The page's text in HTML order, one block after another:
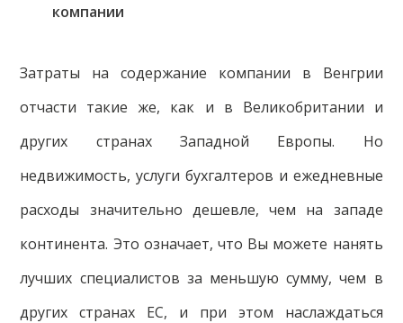
компании
Затраты на содержание компании в Венгрии
отчасти такие же, как и в Великобритании и
других странах Западной Европы. Но
недвижимость, услуги бухгалтеров и ежедневные
расходы значительно дешевле, чем на западе
континента. Это означает, что Вы можете нанять
лучших специалистов за меньшую сумму, чем в
других странах ЕС, и при этом наслаждаться